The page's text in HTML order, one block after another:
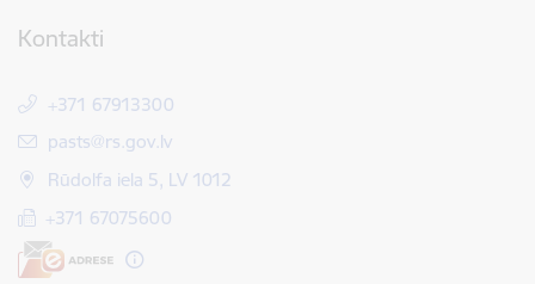
Kontakti
+371 67913300
E-pasts:
pasts@rs.gov.lv
Rūdolfa iela 5, LV 1012
+371 67075600